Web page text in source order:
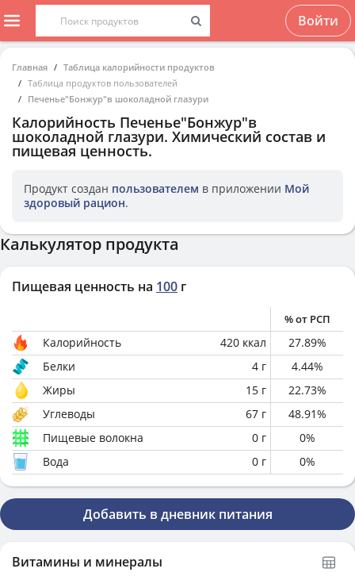
Войти
Главная
Таблица калорийности продуктов
Таблица продуктов пользователей
Печенье"Бонжур"в шоколадной глазури
Калорийность Печенье"Бонжур"в
шоколадной глазури. Химический состав и
пищевая ценность.
Продукт создан пользователем в приложении Мой
здоровый рацион.
Калькулятор продукта
Пищевая ценность на 100 г
% от РСП
Калорийность 420 ккал 27.89%
Белки
4 г 4.44%
Жиры
15 г 22.73%
Углеводы
67 г 48.91%
Пищевые волокна
0 г 0%
Вода
0 г 0%
Добавить в дневник питания
Витамины и минералы